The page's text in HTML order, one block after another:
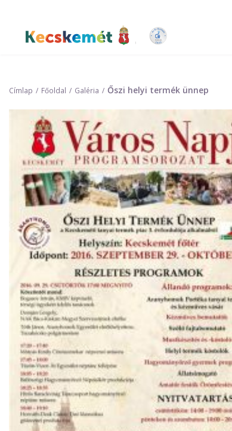
tartalomra
Kecskemét Város Honlapja
Címlap Főoldal Galéria Őszi helyi termék ünnep